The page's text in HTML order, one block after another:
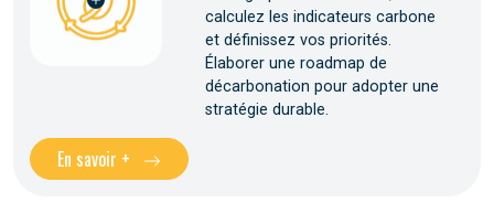
calculez les indicateurs carbone
et définissez vos priorités.
Élaborer une roadmap de
décarbonation pour adopter une
stratégie durable.
En savoir +